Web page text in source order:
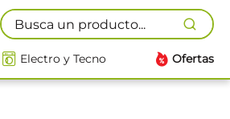
Busca un producto...
Electro y Tecno Ofertas